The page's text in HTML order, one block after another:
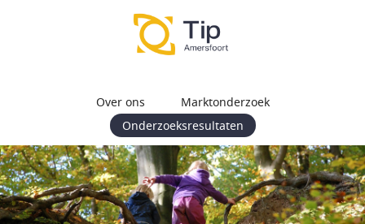
Over ons
Marktonderzoek
Onderzoeksresultaten